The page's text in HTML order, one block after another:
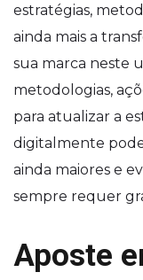
estratégias,
ainda mais a
sua marca neste
metodologias,
para atualizar a
digitalmente
ainda maiores e
sempre requer
Aposte